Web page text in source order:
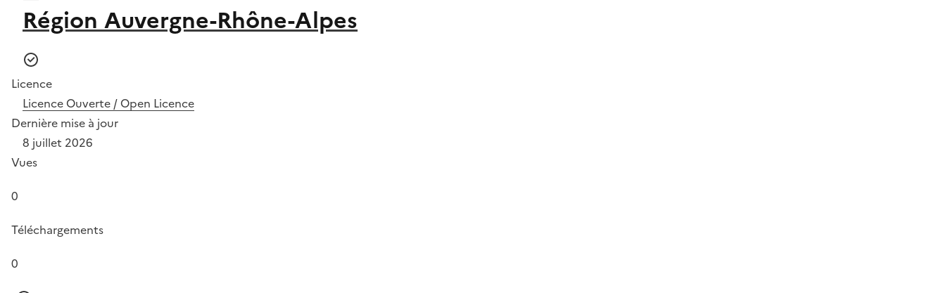
Région Auvergne-Rhône-Alpes
Licence
Licence Ouverte / Open Licence
Dernière mise à jour
8 juillet 2026
Vues
0
Téléchargements
0